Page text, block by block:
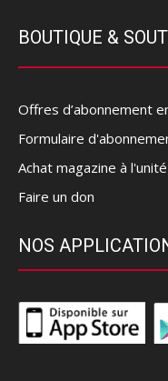
BOUTIQUE &
Offres d’abonnement
Formulaire
Achat magazine à l'unité
Faire un don
NOS